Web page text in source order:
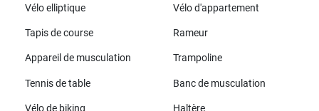
Vélo elliptique
Vélo d'appartement
Tapis de course Rameur
Appareil de musculation Trampoline
Tennis de table Banc de musculation
Vélo de biking Haltère